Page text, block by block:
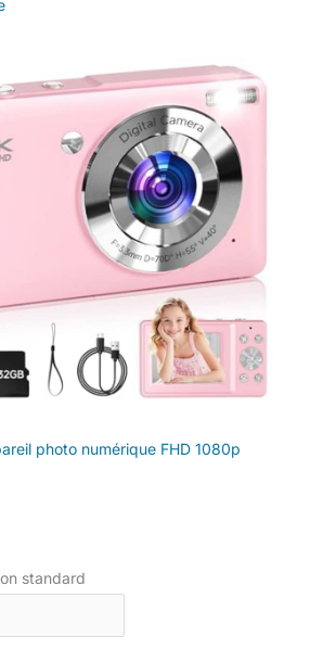
photo numérique FHD 1080p